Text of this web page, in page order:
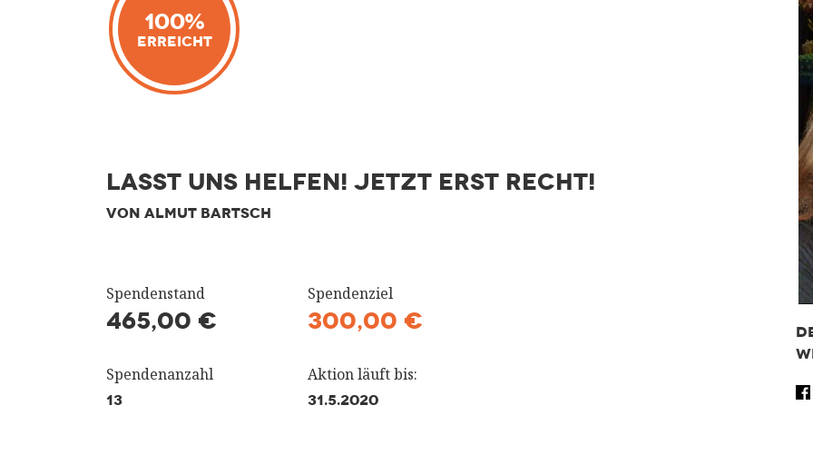
100%
Erreicht
Lasst uns helfen! Jetzt erst recht!
VON ALMUT BARTSCH
Spendenstand
465,00 €
Spendenziel
300,00 €
Spendenanzahl
13
Aktion läuft bis:
31.5.2020